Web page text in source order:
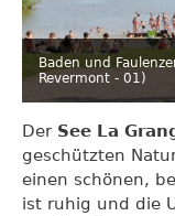
Baden und
Revermont - 01)
Der See La
geschützten
einen schönen,
ist ruhig und die